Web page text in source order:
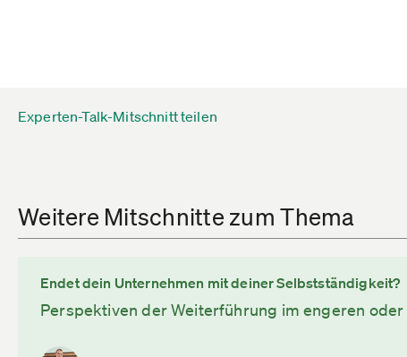
Experten-Talk-Mitschnitt teilen
Weitere Mitschnitte zum Thema
Endet dein Unternehmen mit deiner Selbstständigkeit?
Perspektiven der Weiterführung im engeren